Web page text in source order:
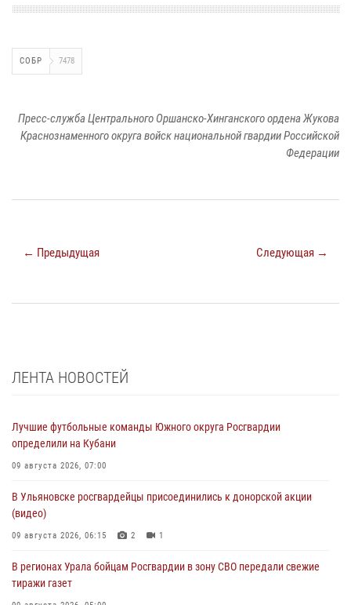
СОБР 7478
Пресс-служба Центрального Оршанско-Хинганского ордена Жукова
Краснознаменного округа войск национальной гвардии Российской
Федерации
← Предыдущая Следующая →
ЛЕНТА НОВОСТЕЙ
Лучшие футбольные команды Южного округа Росгвардии
определили на Кубани
09 августа 2026, 07:00
В Ульяновске росгвардейцы присоединились к донорской акции
(видео)
09 августа 2026, 06:15 2 1
В регионах Урала бойцам Росгвардии в зону СВО передали свежие
тиражи газет